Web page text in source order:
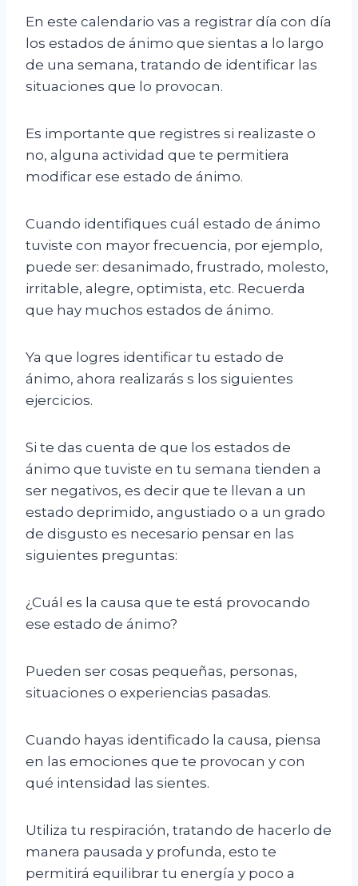
En este calendario vas a registrar día con día
los estados de ánimo que sientas a lo largo
de una semana, tratando de identificar las
situaciones que lo provocan.
Es importante que registres si realizaste o
no, alguna actividad que te permitiera
modificar ese estado de ánimo.
Cuando identifiques cuál estado de ánimo
tuviste con mayor frecuencia, por ejemplo,
puede ser: desanimado, frustrado, molesto,
irritable, alegre, optimista, etc. Recuerda
que hay muchos estados de ánimo.
Ya que logres identificar tu estado de
ánimo, ahora realizarás s los siguientes
ejercicios.
Si te das cuenta de que los estados de
ánimo que tuviste en tu semana tienden a
ser negativos, es decir que te llevan a un
estado deprimido, angustiado o a un grado
de disgusto es necesario pensar en las
siguientes preguntas:
¿Cuál es la causa que te está provocando
ese estado de ánimo?
Pueden ser cosas pequeñas, personas,
situaciones o experiencias pasadas.
Cuando hayas identificado la causa, piensa
en las emociones que te provocan y con
qué intensidad las sientes.
Utiliza tu respiración, tratando de hacerlo de
manera pausada y profunda, esto te
permitirá equilibrar tu energía y poco a